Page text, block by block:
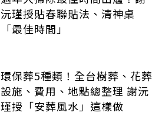
沅瑾授貼春聯貼法、清神桌
「最佳時間」
環保葬5種類！全台樹葬、花葬
設施、費用、地點總整理 謝沅
瑾授「安葬風水」這樣做